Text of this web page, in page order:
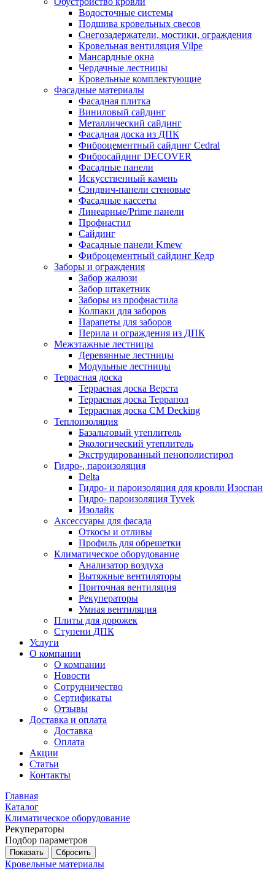
Водосточные системы
Подшива кровельных свесов
Снегозадержатели, мостики, ограждения
Кровельная вентиляция Vilpe
Мансардные окна
Чердачные лестницы
Кровельные комплектующие
Фасадные материалы
Фасадная плитка
Виниловый сайдинг
Металлический сайдинг
Фасадная доска из ДПК
Фиброцементный сайдинг Cedral
Фибросайдинг DECOVER
Фасадные панели
Искусственный камень
Сэндвич-панели стеновые
Фасадные кассеты
Линеарные/Prime панели
Профнастил
Сайдинг
Фасадные панели Kmew
Фиброцементный сайдинг Кедр
Заборы и ограждения
Забор жалюзи
Забор штакетник
Заборы из профнастила
Колпаки для заборов
Парапеты для заборов
Перила и ограждения из ДПК
Межэтажные лестницы
Деревянные лестницы
Модульные лестницы
Террасная доска
Террасная доска Верста
Террасная доска Террапол
Террасная доска CM Decking
Теплоизоляция
Базальтовый утеплитель
Экологический утеплитель
Экструдированный пенополистирол
Гидро-, пароизоляция
Delta
Гидро- и пароизоляция для кровли Изоспан
Гидро- пароизоляция Tyvek
Изолайк
Аксессуары для фасада
Откосы и отливы
Профиль для обрешетки
Климатическое оборудование
Анализатор воздуха
Вытяжные вентиляторы
Приточная вентиляция
Рекуператоры
Умная вентиляция
Плиты для дорожек
Ступени ДПК
Услуги
О компании
О компании
Новости
Сотрудничество
Сертификаты
Отзывы
Доставка и оплата
Доставка
Оплата
Акции
Статьи
Контакты
Главная
Каталог
Климатическое оборудование
Рекуператоры
Подбор параметров
Кровельные материалы